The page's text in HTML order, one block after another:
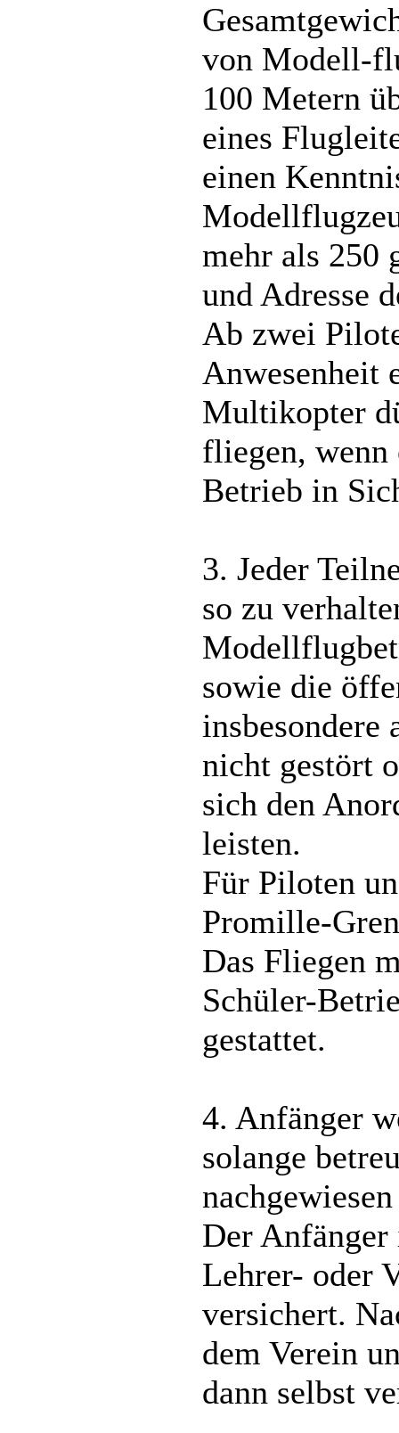
von Modell-
100 Metern
eines
einen
mehr als 250
und Adresse
Ab zwei
Anwesenheit
Multikopter
fliegen, wenn
Betrieb in
3. Jeder
so zu
sowie die
insbesondere
nicht gestört
sich den
leisten.
Für Piloten
Promille-
Das Fliegen
Schüler-
gestattet.
4. Anfänger
solange
Der
Lehrer- oder
versichert.
dem Verein
dann selbst